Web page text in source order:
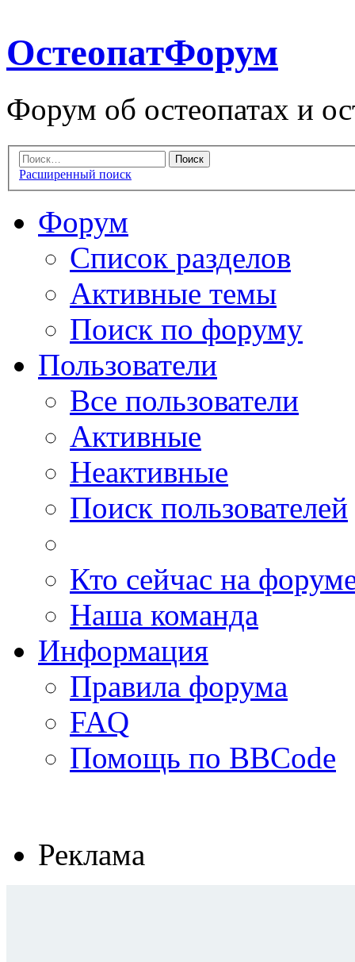
ОстеопатФорум
Форум об остеопатах и
Расширенный поиск
Форум
Список разделов
Активные темы
Поиск по форуму
Пользователи
Все пользователи
Активные
Неактивные
Поиск пользователей
Кто сейчас на
Наша команда
Информация
Правила форума
FAQ
Помощь по BBCode
Реклама